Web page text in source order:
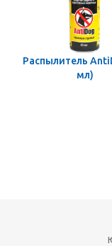
Распылитель
мл)